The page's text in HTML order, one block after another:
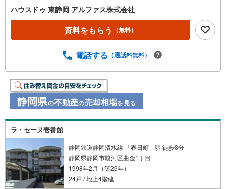
ハウスドゥ 東静岡 アルファス株式会社
資料をもらう （無料）
電話する （通話料無料）
静岡県の不動産の売却相場を見る
ラ・セーヌ壱番館
静岡鉄道静岡清水線 「春日町」駅 徒歩8分
静岡県静岡市駿河区曲金1丁目
1998年2月（築29年）
24戸 / 地上4階建